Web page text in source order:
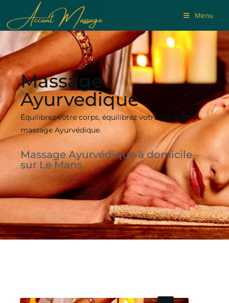
Menu
Massage
Ayurvedique
Équilibrez votre corps, équilibrez votre vie avec le
massage Ayurvédique.
Massage Ayurvédique à domicile
sur Le Mans